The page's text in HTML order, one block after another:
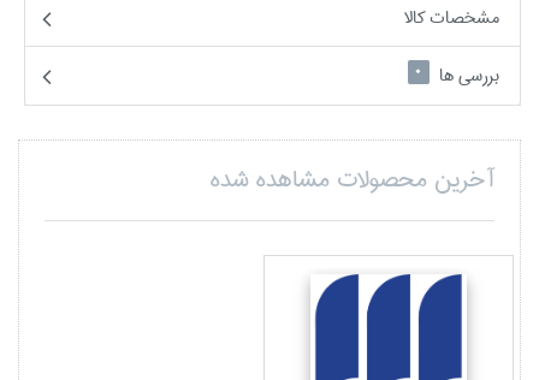
مشخصات کالا
بررسی ها
0
آخرین محصولات مشاهده شده